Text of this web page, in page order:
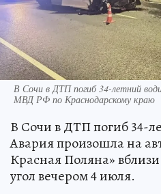
В Сочи в ДТП погиб 34-летний
МВД РФ по Краснодарскому краю
В Сочи в ДТП погиб 34-
Авария произошла на
Красная Поляна»
угол вечером 4 июля.